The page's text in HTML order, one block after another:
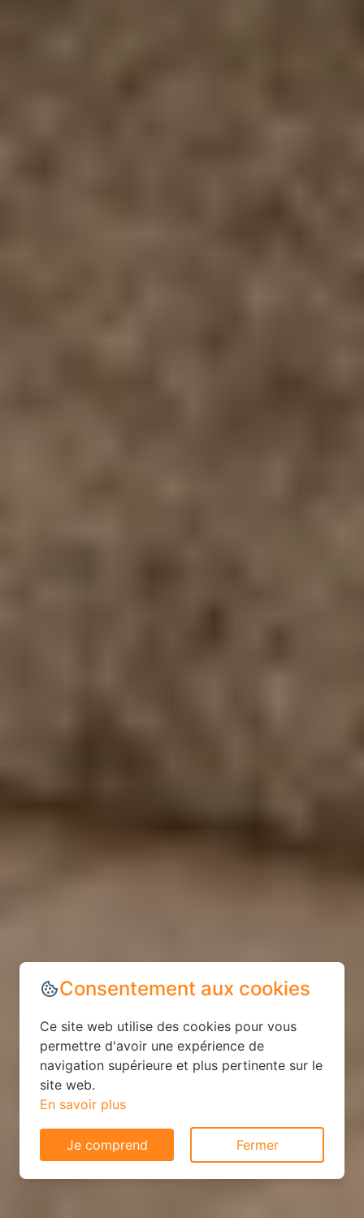
Consentement aux cookies
Ce site web utilise des cookies pour vous
permettre d'avoir une expérience de
navigation supérieure et plus pertinente sur le
site web.
En savoir plus
Je comprend Fermer